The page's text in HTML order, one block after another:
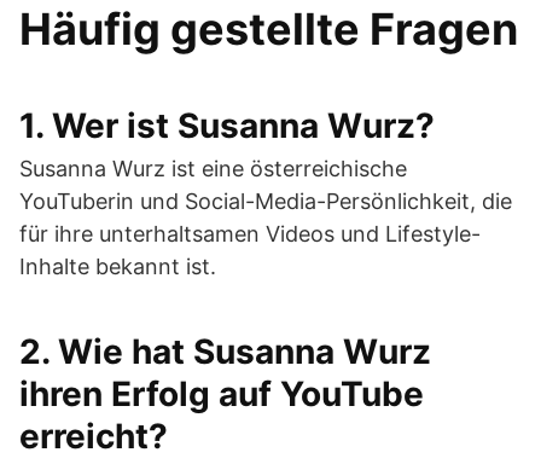
Häufig gestellte Fragen
1. Wer ist Susanna Wurz?
Susanna Wurz ist eine österreichische
YouTuberin und Social-Media-Persönlichkeit, die
für ihre unterhaltsamen Videos und Lifestyle-
Inhalte bekannt ist.
2. Wie hat Susanna Wurz
ihren Erfolg auf YouTube
erreicht?